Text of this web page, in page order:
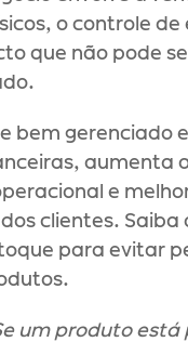
o controle de
que não pode
bem gerenciado
aumenta
e
clientes. Saiba
para evitar
um produto está